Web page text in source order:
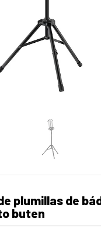
plumillas de
buten